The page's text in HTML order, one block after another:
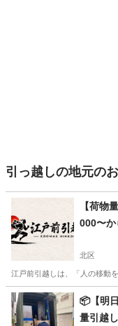
引っ越しの地元の
【荷物
000〜
北区
江戸前引越しは、「人の移動
東京 北区 引っ越し
📦【明
量引越